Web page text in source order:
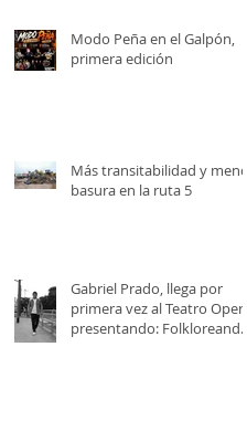
Modo Peña en el Galpón,
primera edición
Más transitabilidad y menos
basura en la ruta 5
Gabriel Prado, llega por
primera vez al Teatro Opera,
presentando: Folkloreando